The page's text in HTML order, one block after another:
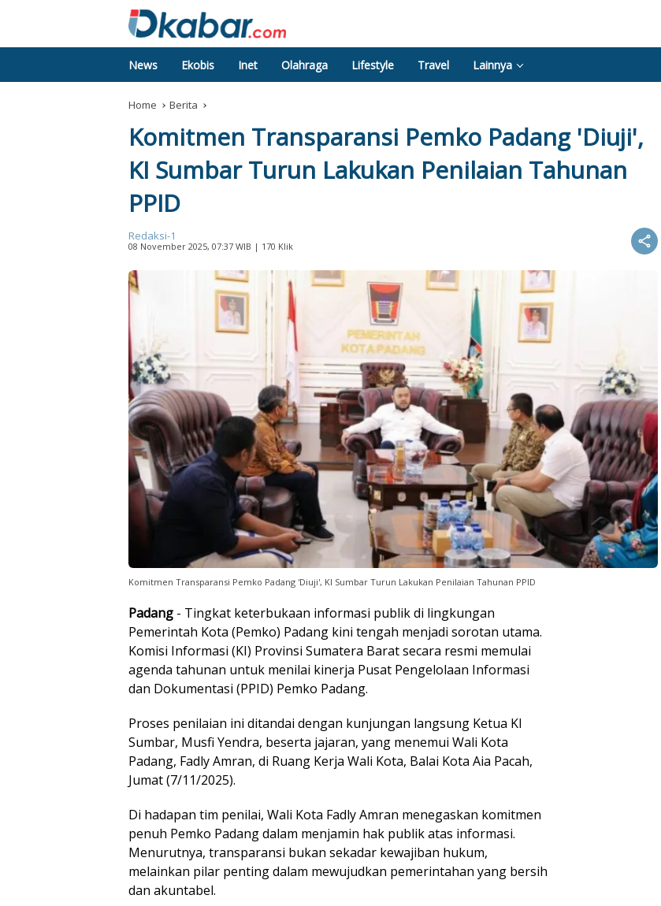
News Ekobis Inet Olahraga Lifestyle Travel Lainnya
Home Berita
Komitmen Transparansi Pemko Padang 'Diuji',
KI Sumbar Turun Lakukan Penilaian Tahunan
PPID
Redaksi-1
08 November 2025, 07:37 WIB | 170 Klik
Komitmen Transparansi Pemko Padang 'Diuji', KI Sumbar Turun Lakukan Penilaian Tahunan PPID
Padang - Tingkat keterbukaan informasi publik di lingkungan
Pemerintah Kota (Pemko) Padang kini tengah menjadi sorotan utama.
Komisi Informasi (KI) Provinsi Sumatera Barat secara resmi memulai
agenda tahunan untuk menilai kinerja Pusat Pengelolaan Informasi
dan Dokumentasi (PPID) Pemko Padang.
Proses penilaian ini ditandai dengan kunjungan langsung Ketua KI
Sumbar, Musfi Yendra, beserta jajaran, yang menemui Wali Kota
Padang, Fadly Amran, di Ruang Kerja Wali Kota, Balai Kota Aia Pacah,
Jumat (7/11/2025).
Di hadapan tim penilai, Wali Kota Fadly Amran menegaskan komitmen
penuh Pemko Padang dalam menjamin hak publik atas informasi.
Menurutnya, transparansi bukan sekadar kewajiban hukum,
melainkan pilar penting dalam mewujudkan pemerintahan yang bersih
dan akuntabel.